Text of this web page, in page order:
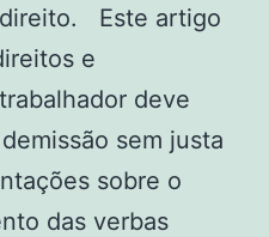
Este artigo
e
deve
sem justa
sobre o
das verbas